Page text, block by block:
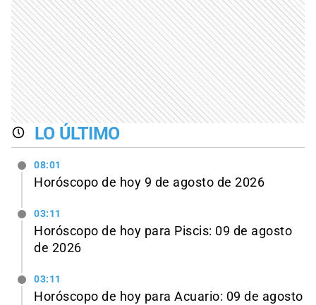
LO ÚLTIMO
08:01
Horóscopo de hoy 9 de agosto de 2026
03:11
Horóscopo de hoy para Piscis: 09 de agosto
de 2026
03:11
Horóscopo de hoy para Acuario: 09 de agosto